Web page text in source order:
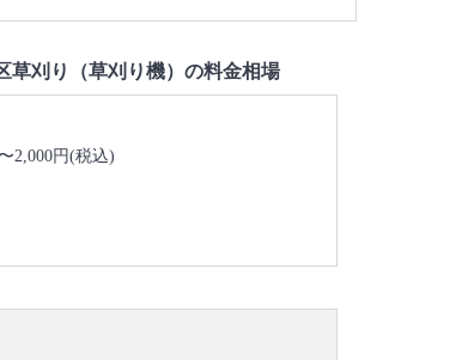
草刈り（草刈り機）の料金相場
2,000円(税込)